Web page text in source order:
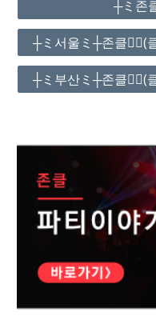
┼ミ존
┼ミ서울ミ┼존클❤️‍🔥(
┼ミ부산ミ┼존클❤️‍🔥(